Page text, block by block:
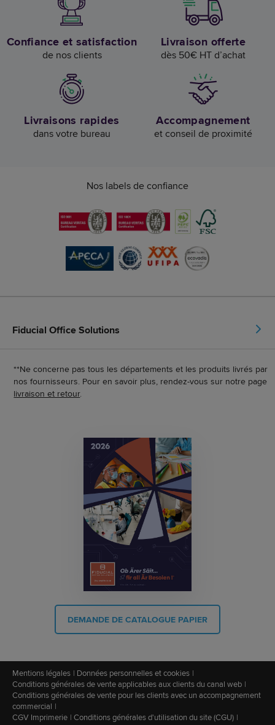
Confiance et satisfaction
de nos clients
Livraison offerte
dès 50€ HT d’achat
Livraisons rapides
dans votre bureau
Accompagnement
et conseil de proximité
Nos labels de confiance
Fiducial Office Solutions
**Ne concerne pas tous les départements et les produits livrés par
nos fournisseurs. Pour en savoir plus, rendez-vous sur notre page
livraison et retour.
DEMANDE DE CATALOGUE PAPIER
Mentions légales
Données personnelles et cookies
Conditions générales de vente applicables aux clients du canal web
Conditions générales de vente pour les clients avec un accompagnement
commercial
CGV Imprimerie Conditions générales d'utilisation du site (CGU)